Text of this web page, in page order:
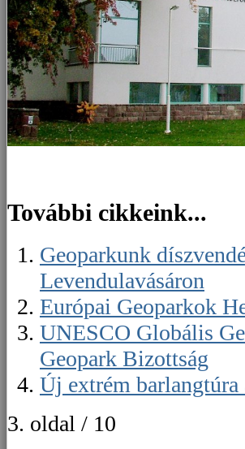
További cikkeink...
Geoparkunk
Levendulavásáron
Európai Geoparkok
UNESCO Globális
Geopark Bizottság
Új extrém barlangtúra
3. oldal / 10